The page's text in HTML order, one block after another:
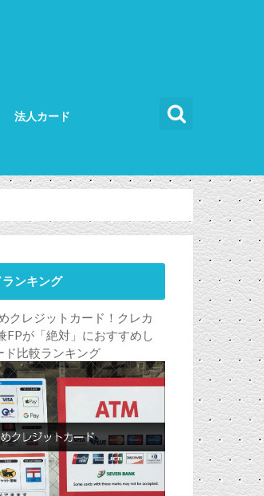
法人カード
ンキング
クレジットカード！クレカ
FPが「絶対」におすすめし
ド比較ランキング